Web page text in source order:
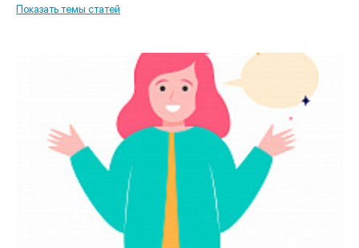
Показать темы статей